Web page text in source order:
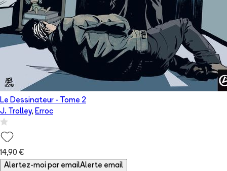
Le Dessinateur - Tome 2
J. Trolley, Erroc
14,90 €
Alertez-moi par emailAlerte email